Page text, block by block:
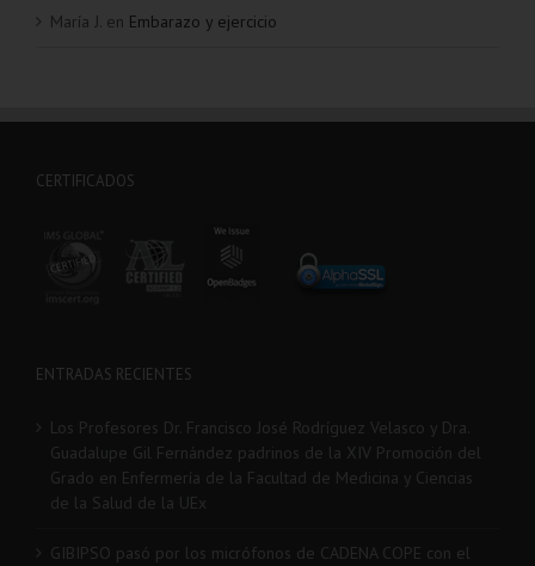
María J. en Embarazo y ejercicio
CERTIFICADOS
ENTRADAS RECIENTES
Los Profesores Dr. Francisco José Rodríguez Velasco y Dra.
Guadalupe Gil Fernández padrinos de la XIV Promoción del
Grado en Enfermería de la Facultad de Medicina y Ciencias
de la Salud de la UEx
GIBIPSO pasó por los micrófonos de CADENA COPE con el